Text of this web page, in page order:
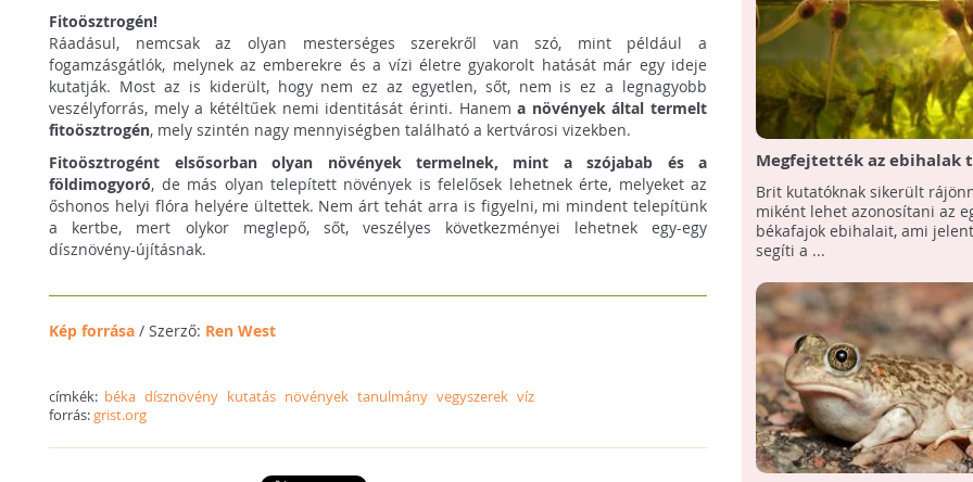
Fitoösztrogén!
Ráadásul, nemcsak az olyan mesterséges szerekről van szó, mint például a
fogamzásgátlók, melynek az emberekre és a vízi életre gyakorolt hatását már egy ideje
kutatják. Most az is kiderült, hogy nem ez az egyetlen, sőt, nem is ez a legnagyobb
veszélyforrás, mely a kétéltűek nemi identitását érinti. Hanema növények által termelt
fitoösztrogén, mely szintén nagy mennyiségben található a kertvárosi vizekben.
Fitoösztrogént elsősorban olyan növények termelnek, mint a szójabab és a
földimogyoró, de más olyan telepített növények is felelősek lehetnek érte, melyeket az
őshonos helyi flóra helyére ültettek. Nem árt tehát arra is figyelni, mi mindent telepítünk
a kertbe, mert olykor meglepő, sőt, veszélyes következményei lehetnek egy-egy
dísznövény-újításnak.
Kép forrása / Szerző: Ren West
címkék: béka dísznövény kutatás növények tanulmány vegyszerek víz
forrás:grist.org
Megfejtették az ebihalak
Védett fajok megmentését
segítheti a felfedezés
Brit kutatóknak sikerült
miként lehet azonosítani az
békafajok ebihalait, ami
segíti a ...